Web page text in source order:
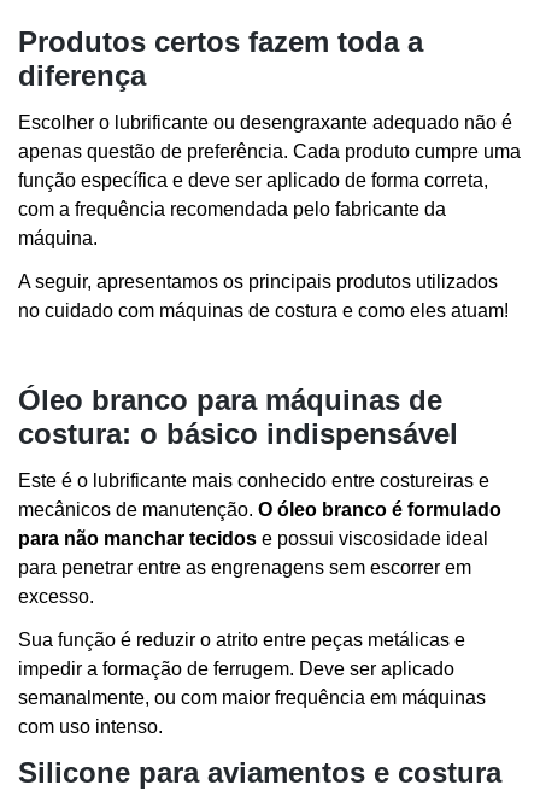
Produtos certos fazem toda a
diferença
Escolher o lubrificante ou desengraxante adequado não é
apenas questão de preferência. Cada produto cumpre uma
função específica e deve ser aplicado de forma correta,
com a frequência recomendada pelo fabricante da
máquina.
A seguir, apresentamos os principais produtos utilizados
no cuidado com máquinas de costura e como eles atuam!
Óleo branco para máquinas de
costura: o básico indispensável
Este é o lubrificante mais conhecido entre costureiras e
mecânicos de manutenção. O óleo branco é formulado
para não manchar tecidos e possui viscosidade ideal
para penetrar entre as engrenagens sem escorrer em
excesso.
Sua função é reduzir o atrito entre peças metálicas e
impedir a formação de ferrugem. Deve ser aplicado
semanalmente, ou com maior frequência em máquinas
com uso intenso.
Silicone para aviamentos e costura